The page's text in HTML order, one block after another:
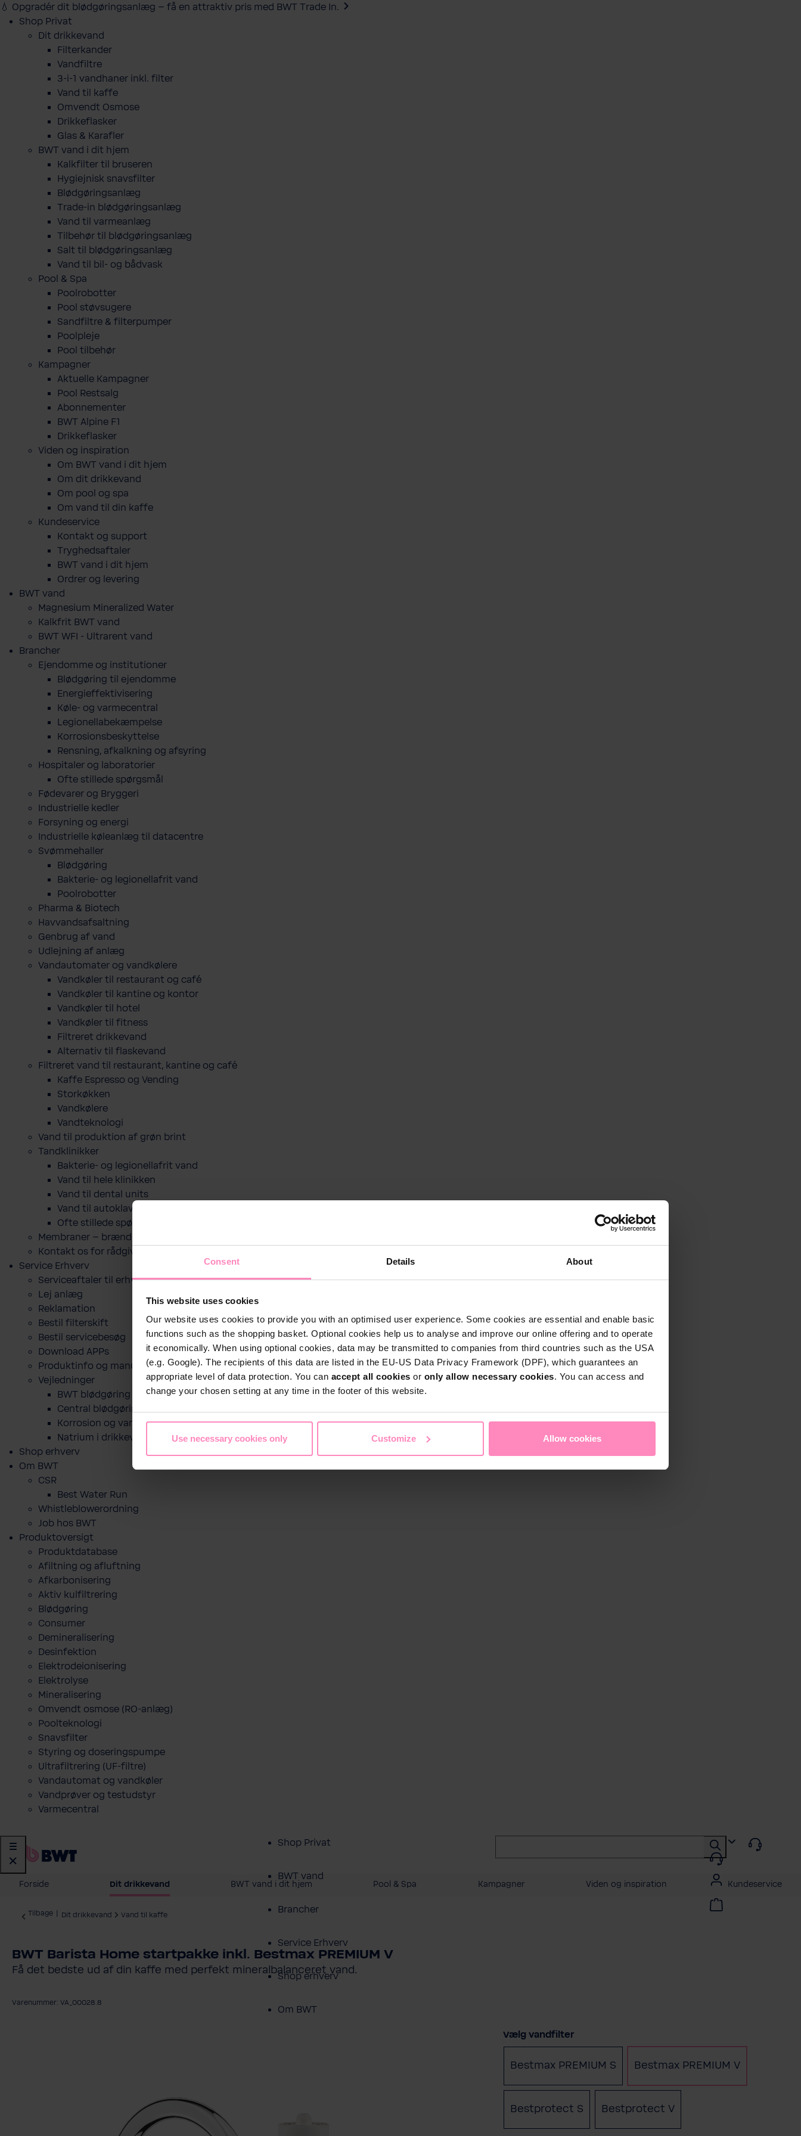
Consent Details About
This website uses cookies
Our website uses cookies to provide you with an optimised user experience. Some cookies are essential and enable basic
functions such as the shopping basket. Optional cookies help us to analyse and improve our online offering and to operate
it economically. When using optional cookies, data may be transmitted to companies from third countries such as the USA
(e.g. Google). The recipients of this data are listed in the EU-US Data Privacy Framework (DPF), which guarantees an
appropriate level of data protection. You can accept all cookies or only allow necessary cookies. You can access and
change your chosen setting at any time in the footer of this website.
Use necessary cookies only Customize Allow cookies
💧 Opgradér dit blødgøringsanlæg – få en attraktiv pris med BWT Trade In.
Shop Privat
Dit drikkevand
Filterkander
Vandfiltre
3-i-1 vandhaner inkl. filter
Vand til kaffe
Omvendt Osmose
Drikkeflasker
Glas & Karafler
BWT vand i dit hjem
Kalkfilter til bruseren
Hygiejnisk snavsfilter
Blødgøringsanlæg
Trade-in blødgøringsanlæg
Vand til varmeanlæg
Tilbehør til blødgøringsanlæg
Salt til blødgøringsanlæg
Vand til bil- og bådvask
Pool & Spa
Poolrobotter
Pool støvsugere
Sandfiltre & filterpumper
Poolpleje
Pool tilbehør
Kampagner
Aktuelle Kampagner
Pool Restsalg
Abonnementer
BWT Alpine F1
Drikkeflasker
Viden og inspiration
Om BWT vand i dit hjem
Om dit drikkevand
Om pool og spa
Om vand til din kaffe
Kundeservice
Kontakt og support
Tryghedsaftaler
BWT vand i dit hjem
Ordrer og levering
BWT vand
Magnesium Mineralized Water
Kalkfrit BWT vand
BWT WFI - Ultrarent vand
Brancher
Ejendomme og institutioner
Blødgøring til ejendomme
Energieffektivisering
Køle- og varmecentral
Legionellabekæmpelse
Korrosionsbeskyttelse
Rensning, afkalkning og afsyring
Hospitaler og laboratorier
Ofte stillede spørgsmål
Fødevarer og Bryggeri
Industrielle kedler
Forsyning og energi
Industrielle køleanlæg til datacentre
Svømmehaller
Blødgøring
Bakterie- og legionellafrit vand
Poolrobotter
Pharma & Biotech
Havvandsafsaltning
Genbrug af vand
Udlejning af anlæg
Vandautomater og vandkølere
Vandkøler til restaurant og café
Vandkøler til kantine og kontor
Vandkøler til hotel
Vandkøler til fitness
Filtreret drikkevand
Alternativ til flaskevand
Filtreret vand til restaurant, kantine og café
Kaffe Espresso og Vending
Storkøkken
Vandkølere
Vandteknologi
Vand til produktion af grøn brint
Tandklinikker
Bakterie-​ og legio­nel­lafrit vand
Vand til hele klinikken
Vand til dental units
Vand til autoklaver
Ofte stillede spørgsmål
Membraner – brændselscelle
Kontakt os for rådgivning
Service Erhverv
Serviceaftaler til erhverv
Lej anlæg
Reklamation
Bestil filterskift
Bestil servicebesøg
Download APPs
Produktinfo og manualer
Vejledninger
BWT blødgøring til drikkevand
Central blødgøring
Korro­sion og vand­kva­litet
Natrium i drikkevand og blødgøring
Shop erhverv
Om BWT
CSR
Best Water Run
Whistleblowerordning
Job hos BWT
Produktoversigt
Produktdatabase
​Afiltning og afluftning
Afkarbonisering
Aktiv kulfiltrering
Blødgøring
Consumer
Demineralisering
Desinfektion
Elektrodeionisering
Elektrolyse
Mineralisering
Omvendt osmose (RO-anlæg)
Poolteknologi
Snavsfilter
Styring og doseringspumpe
Ultrafiltrering (UF-filtre)
Vandautomat og vandkøler
Vandprøver og testudstyr
Varmecentral
Shop Privat
BWT vand
Brancher
Service Erhverv
Shop erhverv
Om BWT
Forside Dit drikkevand BWT vand i dit hjem Pool & Spa Kampagner Viden og inspiration Kundeservice
Tilbage Dit drikkevand Vand til kaffe
BWT Barista Home startpakke inkl. Bestmax PREMIUM V
Få det bedste ud af din kaffe med perfekt mineralbalanceret vand.
Varenummer: VA_00028.8
Vælg
Vælg vandfilter
Bestmax PREMIUM S Bestmax PREMIUM V
Bestprotect S Bestprotect V